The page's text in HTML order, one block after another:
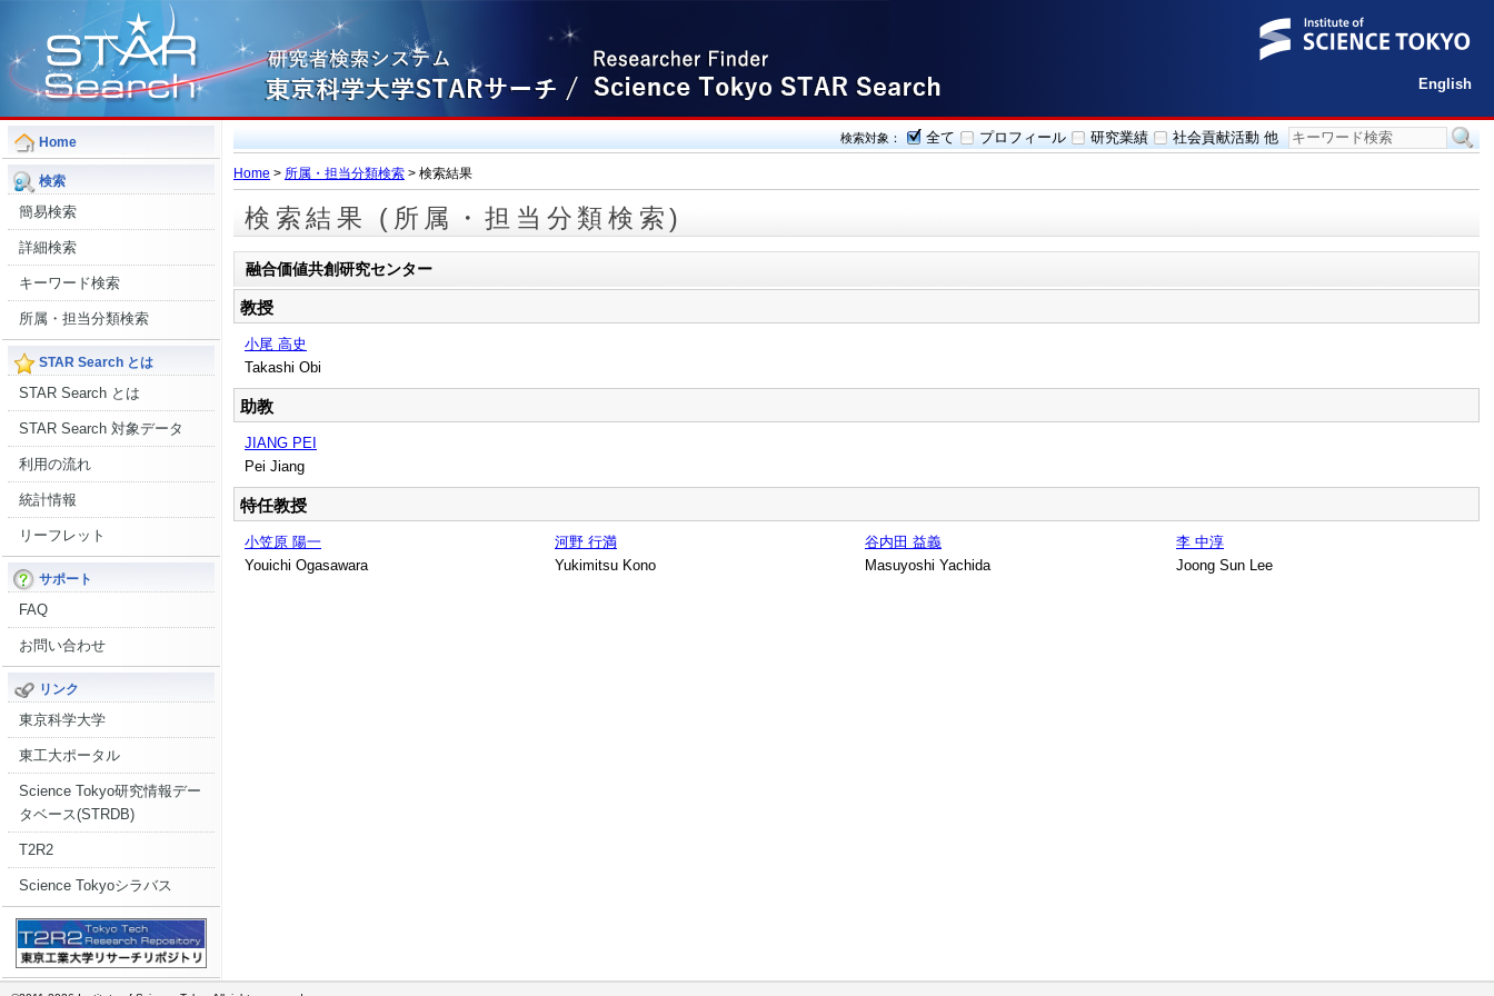
English
Home
検索
簡易検索
詳細検索
キーワード検索
所属・担当分類検索
STAR Search とは
STAR Search とは
STAR Search 対象データ
利用の流れ
統計情報
リーフレット
サポート
FAQ
お問い合わせ
リンク
東京科学大学
東工大ポータル
Science Tokyo研究情報デー
タベース(STRDB)
T2R2
Science Tokyoシラバス
検索対象： 全て プロフィール 研究業績 社会貢献活動 他
Home > 所属・担当分類検索 > 検索結果
検索結果 (所属・担当分類検索)
融合価値共創研究センター
教授
小尾 高史
Takashi Obi
助教
JIANG PEI
Pei Jiang
特任教授
小笠原 陽一
Youichi Ogasawara
河野 行満
Yukimitsu Kono
谷内田 益義
Masuyoshi Yachida
李 中淳
Joong Sun Lee